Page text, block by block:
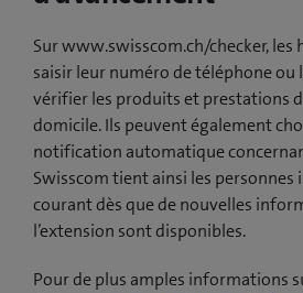
Sur www.swisscom.ch/checker,
saisir leur numéro de téléphone ou
vérifier les produits et prestations
domicile. Ils peuvent également
notification automatique
Swisscom tient ainsi les personnes
courant dès que de nouvelles
l’extension sont disponibles.
Pour de plus amples informations